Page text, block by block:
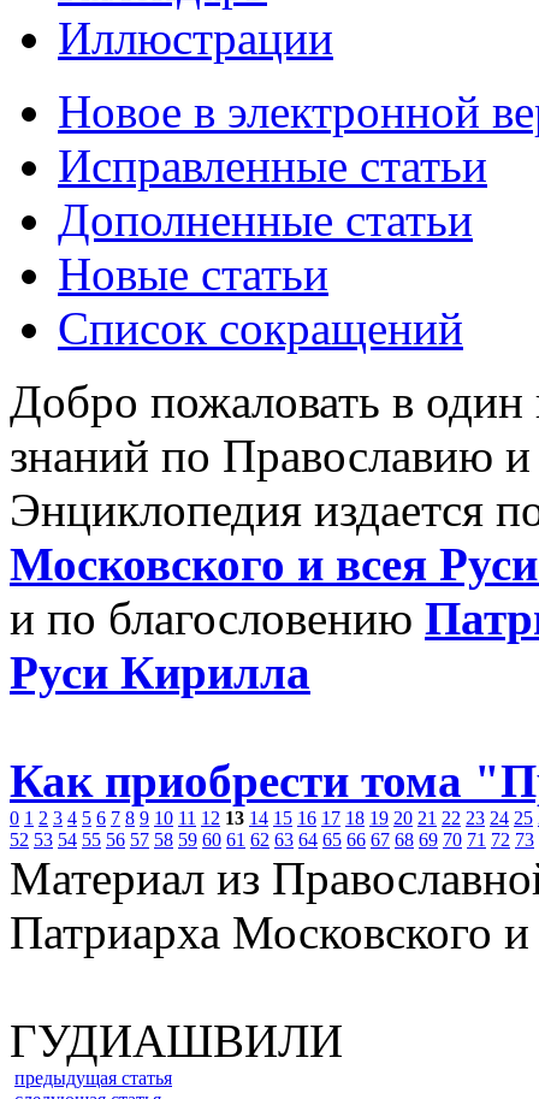
Иллюстрации
Новое в электронной
Исправленные статьи
Дополненные статьи
Новые статьи
Список сокращений
Добро пожаловать в
знаний по Православию
Энциклопедия издается
Московского и всея
и по благословению
Руси Кирилла
Как приобрести тома
0 1 2 3 4 5 6 7 8 9 10 11 12 13 14 15 16 17 18 19 20 21 22 23 24 25
52 53 54 55 56 57 58 59 60 61 62 63 64 65 66 67 68 69 70 71 72 73
Материал из
Патриарха Московского
ГУДИАШВИЛИ
предыдущая статья